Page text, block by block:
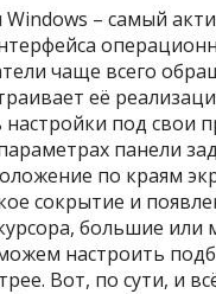
Windows – самый
чаще всего
её
под свои
панели
по краям
сокрытие и
большие или
настроить
Вот, по сути, и